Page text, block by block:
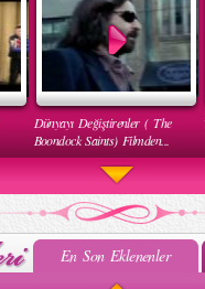
Dünyayı Değiştirenler ( The
Boondock Saints) Filmden...
En Son Eklenenler